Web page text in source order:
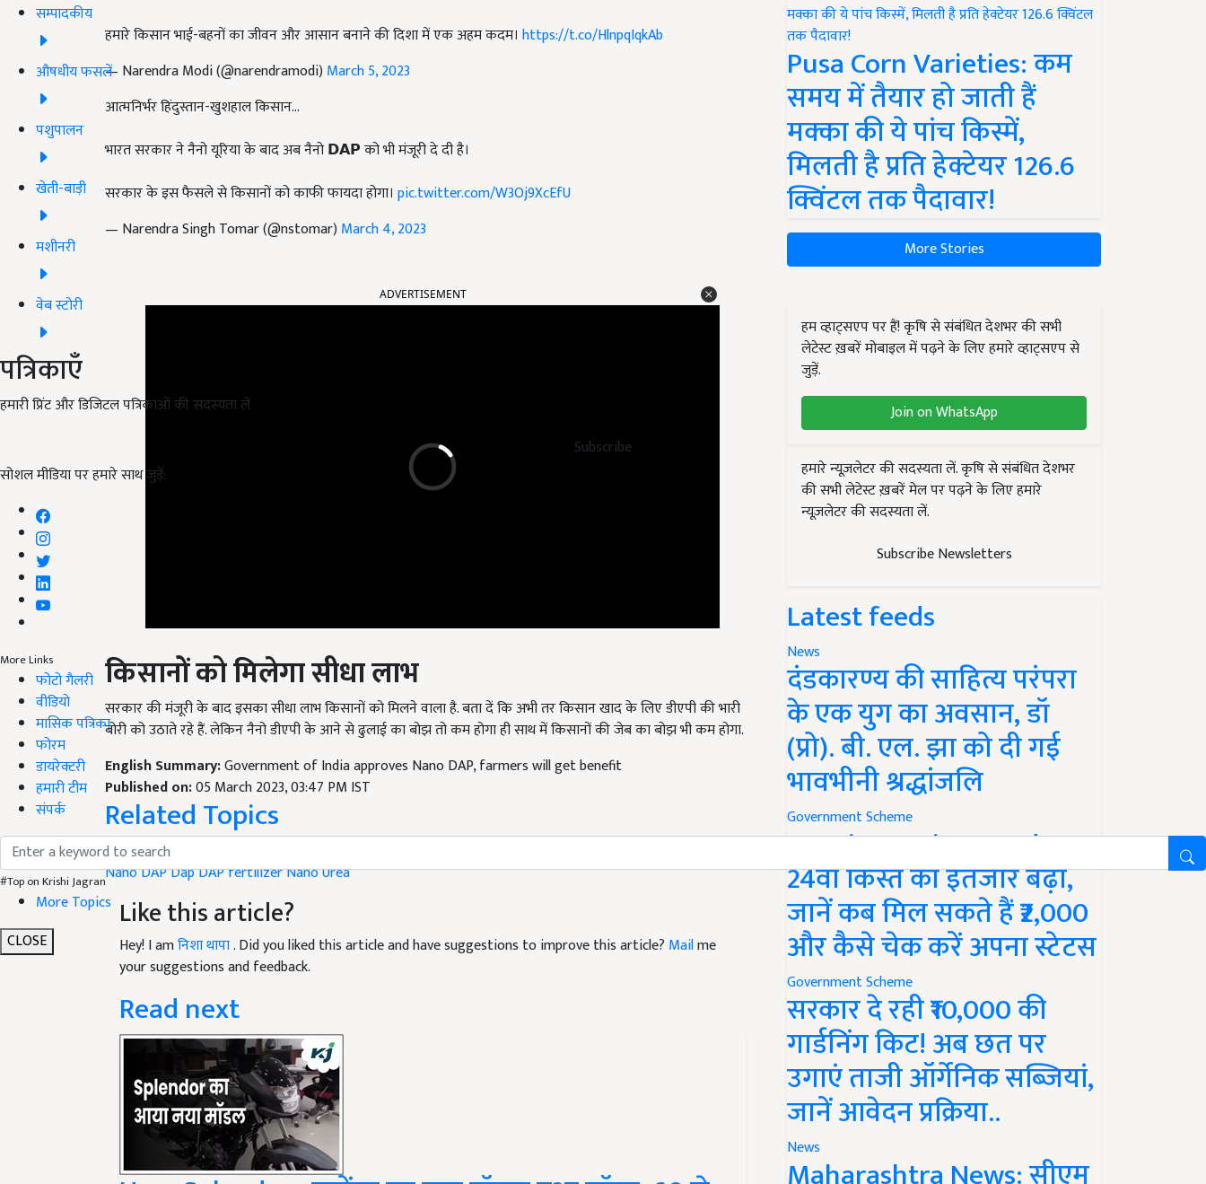
सम्पादकीय
औषधीय फसलें
पशुपालन
खेती-बाड़ी
मशीनरी
वेब स्टोरी
पत्रिकाएँ
हमारी प्रिंट और डिजिटल पत्रिकाओं की सदस्यता लें
Subscribe
सोशल मीडिया पर हमारे साथ जुड़ें:
More Links
फोटो गैलरी
वीडियो
मासिक पत्रिका
फोरम
डायरेक्टरी
हमारी टीम
संपर्क
#Top on Krishi Jagran
More Topics
CLOSE
हमारे किसान भाई-बहनों का जीवन और आसान बनाने की दिशा में एक अहम कदम। https://t.co/HlnpqIqkAb
— Narendra Modi (@narendramodi) March 5, 2023
आत्मनिर्भर हिंदुस्तान-खुशहाल किसान...
भारत सरकार ने नैनो यूरिया के बाद अब नैनो 𝗗𝗔𝗣 को भी मंजूरी दे दी है।
सरकार के इस फैसले से किसानों को काफी फायदा होगा। pic.twitter.com/W3Oj9XcEfU
— Narendra Singh Tomar (@nstomar) March 4, 2023
ADVERTISEMENT
किसानों को मिलेगा सीधा लाभ
सरकार की मंजूरी के बाद इसका सीधा लाभ किसानों को मिलने वाला है. बता दें कि अभी तर किसान खाद के लिए डीएपी की भारी
बोरी को उठाते रहे हैं. लेकिन नैनो डीएपी के आने से ढुलाई का बोझ तो कम होगा ही साथ में किसानों की जेब का बोझ भी कम होगा.
English Summary:Government of India approves Nano DAP, farmers will get benefit
Published on:05 March 2023, 03:47 PM IST
Related Topics
Khad Updates
Nano DAPDapDAP fertilizerNano Urea
Like this article?
Hey! I amनिशा थापा. Did you liked this article and have suggestions to improve this article? Mailme
your suggestions and feedback.
Read next
Pusa Corn Varieties: कम
समय में तैयार हो जाती हैं
मक्का की ये पांच किस्में,
मिलती है प्रति हेक्टेयर 126.6
क्विंटल तक पैदावार!
More Stories
हम व्हाट्सएप पर हैं! कृषि से संबंधित देशभर की सभी
लेटेस्ट ख़बरें मोबाइल में पढ़ने के लिए हमारे व्हाट्सएप से
जुड़ें.
Join on WhatsApp
हमारे न्यूज़लेटर की सदस्यता लें. कृषि से संबंधित देशभर
की सभी लेटेस्ट ख़बरें मेल पर पढ़ने के लिए हमारे
न्यूज़लेटर की सदस्यता लें.
Subscribe Newsletters
Latest feeds
News
दंडकारण्य की साहित्य परंपरा
के एक युग का अवसान, डॉ
(प्रो). बी. एल. झा को दी गई
भावभीनी श्रद्धांजलि
Government Scheme
PM Kisan Yojana Update:
24वीं किस्त का इंतजार बढ़ा,
जानें कब मिल सकते हैं ₹2,000
और कैसे चेक करें अपना स्टेटस
Government Scheme
सरकार दे रही ₹10,000 की
गार्डनिंग किट! अब छत पर
उगाएं ताजी ऑर्गेनिक सब्जियां,
जानें आवेदन प्रक्रिया..
News